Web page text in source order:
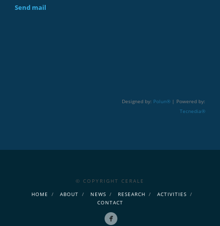
Send mail
Designed by: Polun®| Powered by:
Tecnedia®
© COPYRIGHT CERALE
HOME
ABOUT NEWS RESEARCH
ACTIVITIES
CONTACT